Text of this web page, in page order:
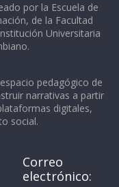
por la Escuela de
de la Facultad
Universitaria
pedagógico de
narrativas a partir
digitales,
social.
Correo
electrónico: